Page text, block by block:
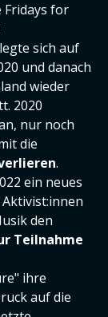
Fridays for
sich auf
und danach
wieder
2020
nur noch
die
.
ein neues
den
Teilnahme
ihre
auf die